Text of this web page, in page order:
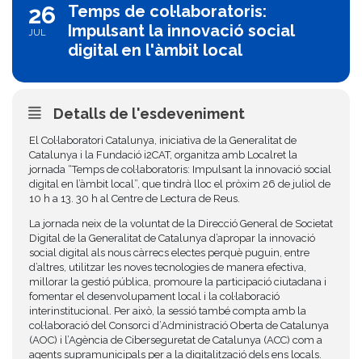
26
JUL
Temps de col·laboratoris:
Impulsant la innovació social
digital en l'àmbit local
Detalls de l'esdeveniment
El Col·laboratori Catalunya, iniciativa de la Generalitat de
Catalunya i la Fundació i2CAT, organitza amb Localret la
jornada “Temps de col·laboratoris: Impulsant la innovació social
digital en l’àmbit local”, que tindrà lloc el pròxim 26 de juliol de
10 h a 13. 30 h al Centre de Lectura de Reus.
La jornada neix de la voluntat de la Direcció General de Societat
Digital de la Generalitat de Catalunya d’apropar la innovació
social digital als nous càrrecs electes perquè puguin, entre
d’altres, utilitzar les noves tecnologies de manera efectiva,
millorar la gestió pública, promoure la participació ciutadana i
fomentar el desenvolupament local i la col·laboració
interinstitucional. Per això, la sessió també compta amb la
col·laboració del Consorci d’Administració Oberta de Catalunya
(AOC) i l’Agència de Ciberseguretat de Catalunya (ACC) com a
agents supramunicipals per a la digitalització dels ens locals.